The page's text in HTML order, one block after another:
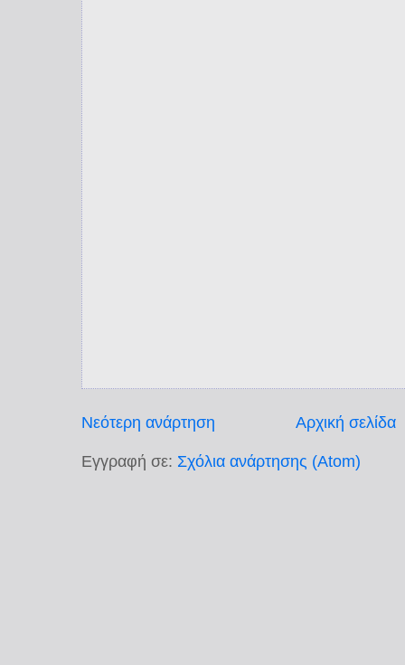
Νεότερη ανάρτηση Αρχική σελίδα
Εγγραφή σε: Σχόλια ανάρτησης (Atom)